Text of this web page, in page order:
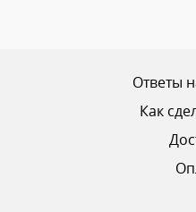
Ответы
Как